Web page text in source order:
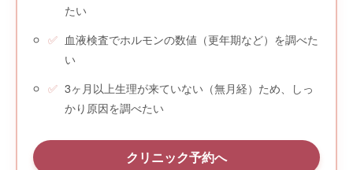
たい
血液検査でホルモンの数値（更年期など）を調べた
い
3ヶ月以上生理が来ていない（無月経）ため、しっ
かり原因を調べたい
クリニック予約へ